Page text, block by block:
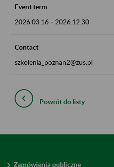
Event term
2026.03.16 - 2026.12.30
Contact
szkolenia_poznan2@zus.pl
Powrót do listy
Zamówienia publiczne